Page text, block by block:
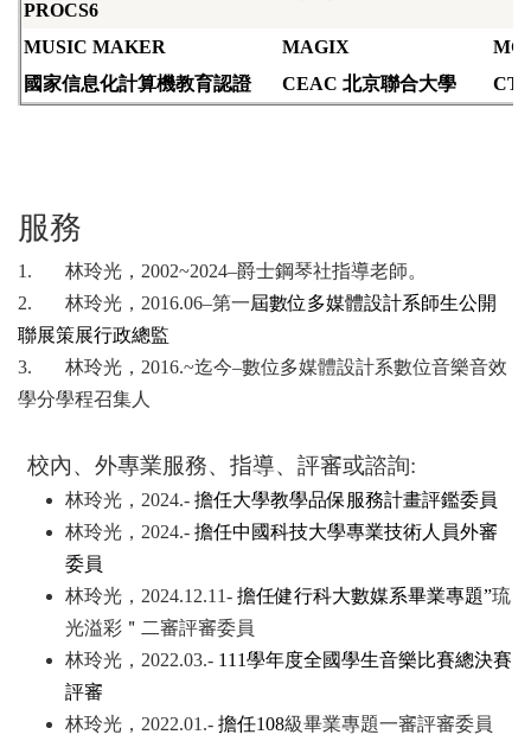
PROCS6
MUSIC MAKER MAGIX
國家信息化計算機教育認證
CEAC北京聯合大學
服務
1. 林玲光，2002~2024–爵士鋼琴社指導老師。
2. 林玲光，2016.06–第一屆數位多媒體設計系師生公開
聯展策展行政總監
3. 林玲光，2016.~迄今–數位多媒體設計系數位音樂音效
學分學程召集人
校內、外專業服務、指導、評審或諮詢:
林玲光，2024.- 擔任大學教學品保服務計畫評鑑委員
林玲光，2024.- 擔任中國科技大學專業技術人員外審
委員
林玲光，2024.12.11- 擔任健行科大數媒系畢業專題”琉
光溢彩＂二審評審委員
林玲光，2022.03.- 111學年度全國學生音樂比賽總決賽
評審
林玲光，2022.01.- 擔任108級畢業專題一審評審委員